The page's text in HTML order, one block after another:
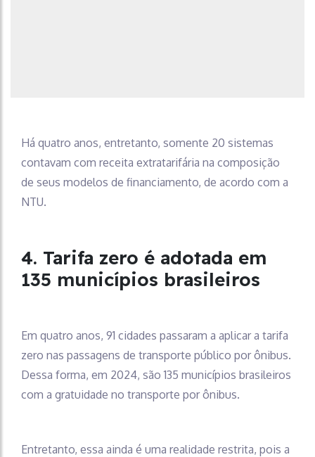
Há quatro anos, entretanto, somente 20 sistemas
contavam com receita extratarifária na composição
de seus modelos de financiamento, de acordo com a
NTU.
4. Tarifa zero é adotada em
135 municípios brasileiros
Em quatro anos, 91 cidades passaram a aplicar a tarifa
zero nas passagens de transporte público por ônibus.
Dessa forma, em 2024, são 135 municípios brasileiros
com a gratuidade no transporte por ônibus.
Entretanto, essa ainda é uma realidade restrita, pois a